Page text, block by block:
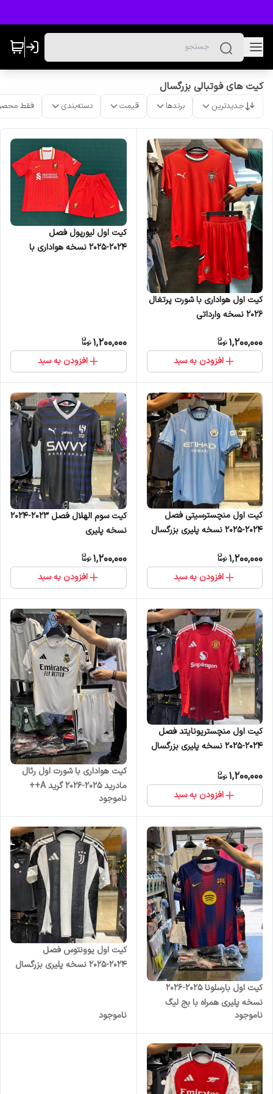
کیت های فوتبالی بزرگسال
جدیدترین برندها قیمت دسته‌بندی فقط
کیت اول هواداری با شورت پرتغال
2026 نسخه وارداتی
1,200,000
افزودن به سبد
کیت اول لیورپول فصل
۲۰۲۴-۲۰۲۵ نسخه هواداری با
1,200,000
افزودن به سبد
کیت اول منچسترسیتی فصل
۲۰۲۴-۲۰۲۵ نسخه پلیری بزرگسال
1,200,000
افزودن به سبد
کیت سوم الهلال فصل ۲۰۲۳-۲۰۲۴
نسخه پلیری
1,200,000
افزودن به سبد
کیت اول منچستریونایتد فصل
۲۰۲۴-۲۰۲۵ نسخه پلیری بزرگسال
1,200,000
افزودن به سبد
کیت هواداری با شورت اول رئال
مادرید 2025-2026 گرید A++
وارداتی بزرگسال
ناموجود
کیت اول بارسلونا 2025-2026
نسخه پلیری همراه با بج لیگ
قهرمانان و یوفا
ناموجود
کیت اول یوونتوس فصل
۲۰۲۴-۲۰۲۵ نسخه پلیری بزرگسال
ناموجود